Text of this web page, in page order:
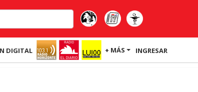
DIGITAL + MÁS INGRESAR